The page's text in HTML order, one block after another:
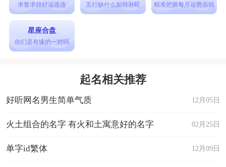
钧平、曦成、曦明、锐泽、锦轩、锆真
钟山、锐进、一锘、司钦、钦明、鑫欣
锐利、铭轩、锻深、铄辉、曦希、锐智
瑞毅、锋高、思彬、晨芳、青学、新恩、胜乐、成
南、秀松、世伦
刚义、超松、成富、祥才、剑宇、瑞玉、金君、小
求签求得好运连连 五行缺什么如何补旺 精准把握每月运势吉凶
星座合盘
你们是有缘的一对吗
起名相关推荐
12月05日
好听网名男生简单气质
02月25日
火土组合的名字 有火和土寓意好的名字
12月09日
单字id繁体